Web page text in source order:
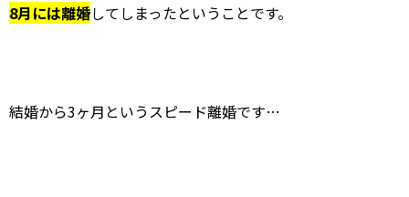
8月には離婚してしまったということです。
結婚から3ヶ月というスピード離婚です…